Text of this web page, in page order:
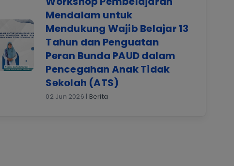
Mendalam untuk
Mendukung Wajib Belajar 13
Tahun dan Penguatan
Peran Bunda PAUD dalam
Pencegahan Anak Tidak
Sekolah (ATS)
02 Jun 2026 | Berita